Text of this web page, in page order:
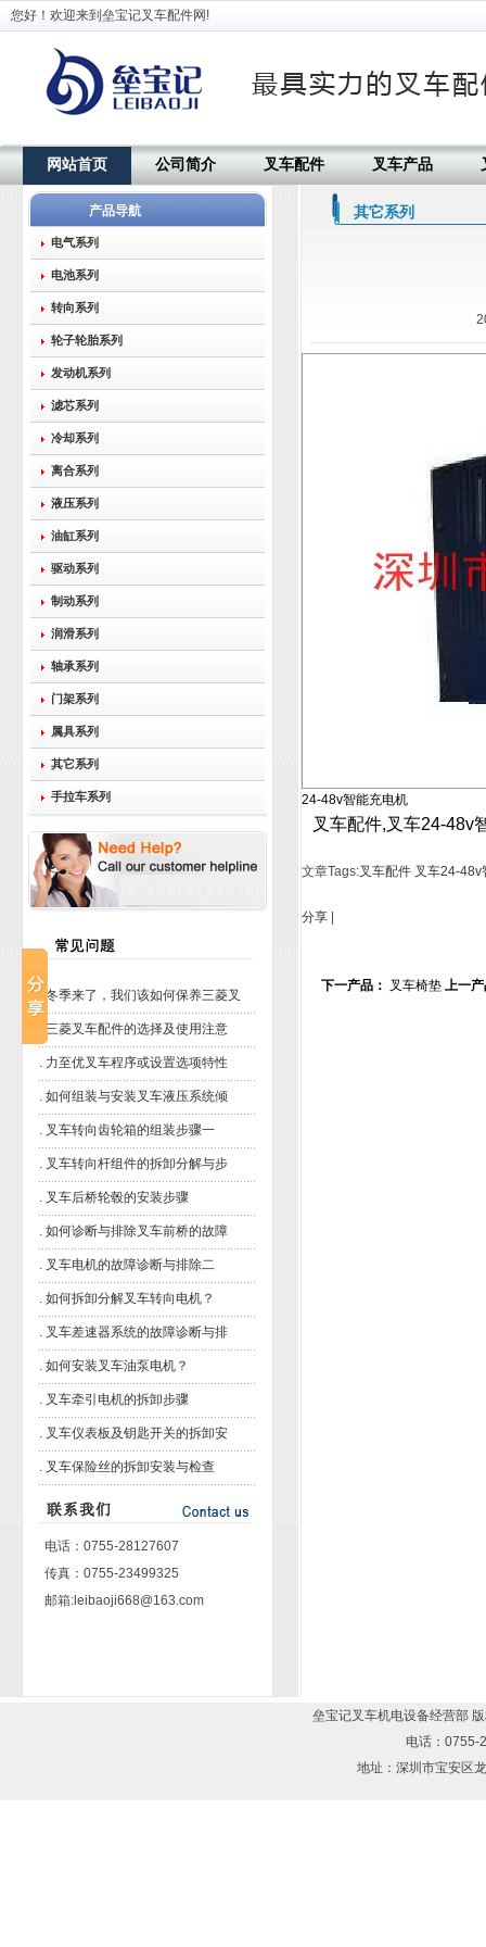
您好！欢迎来到垒宝记叉车配件网!
网站首页 公司简介 叉车配件 叉车产品
产品导航
电气系列
电池系列
转向系列
轮子轮胎系列
发动机系列
滤芯系列
冷却系列
离合系列
液压系列
油缸系列
驱动系列
制动系列
润滑系列
轴承系列
门架系列
属具系列
其它系列
手拉车系列
. 冬季来了，我们该如何保养三菱叉
三菱叉车配件的选择及使用注意
. 力至优叉车程序或设置选项特性
. 如何组装与安装叉车液压系统倾
. 叉车转向齿轮箱的组装步骤一
. 叉车转向杆组件的拆卸分解与步
. 叉车后桥轮毂的安装步骤
. 如何诊断与排除叉车前桥的故障
. 叉车电机的故障诊断与排除二
. 如何拆卸分解叉车转向电机？
. 叉车差速器系统的故障诊断与排
. 如何安装叉车油泵电机？
. 叉车牵引电机的拆卸步骤
. 叉车仪表板及钥匙开关的拆卸安
. 叉车保险丝的拆卸安装与检查
电话：0755-28127607
传真：0755-23499325
邮箱:leibaoji668@163.com
其它系列
24-48v智能充电机
叉车配件,叉车24-48v
文章Tags:叉车配件 叉车24-48v
分享
下一产品： 叉车椅垫 上一
垒宝记叉车机电设备经营部
电话：0755-
地址：深圳市宝安区